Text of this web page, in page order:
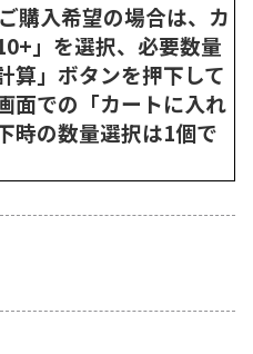
購入希望の場合は、カ
」を選択、必要数量
算」ボタンを押下して
面での「カートに入れ
時の数量選択は1個で